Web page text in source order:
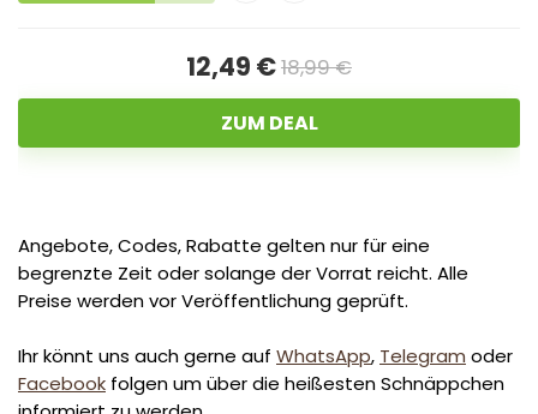
12,49 €18,99 €
ZUM DEAL
Angebote, Codes, Rabatte gelten nur für eine
begrenzte Zeit oder solange der Vorrat reicht. Alle
Preise werden vor Veröffentlichung geprüft.
Ihr könnt uns auch gerne auf WhatsApp, Telegram oder
Facebook folgen um über die heißesten Schnäppchen